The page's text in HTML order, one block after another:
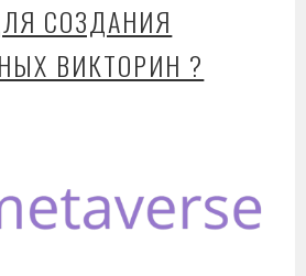
СОЗДАНИЯ
ВИКТОРИН ?